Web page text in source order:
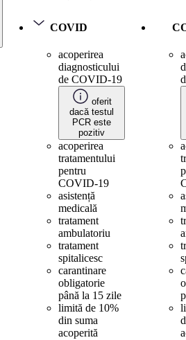
COVID
acoperirea
diagnosticului
de COVID-19
oferit
dacă testul
PCR este
pozitiv
acoperirea
tratamentului
pentru
COVID-19
asistență
medicală
tratament
ambulatoriu
tratament
spitalicesc
carantinare
obligatorie
până la 15 zile
limită de 10%
din suma
acoperită